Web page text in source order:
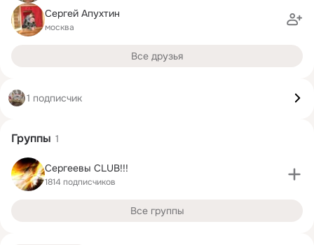
Сергей Апухтин
москва
Все друзья
1 подписчик
Группы 1
Сергеевы CLUB!!!
1814 подписчиков
Все группы